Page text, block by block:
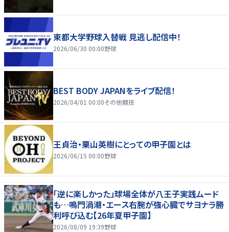
東都大学野球入替戦 見逃し配信中！
2026/06/30 00:00野球
BEST BODY JAPANをライブ配信！
2026/04/01 00:00その他競技
王貞治・栗山英樹にとっての甲子園とは
2026/06/15 00:00野球
「逆に楽しかった」球場全体が八王子実践ムード
も…鳴門渦潮・エース右腕が強心臓でサヨナラ勝
利呼び込む【26年夏甲子園】
2026/08/09 19:39野球